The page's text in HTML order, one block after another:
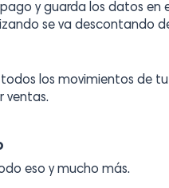
y guarda los datos
se va descontando
los movimientos de
ventas.
eso y mucho más.